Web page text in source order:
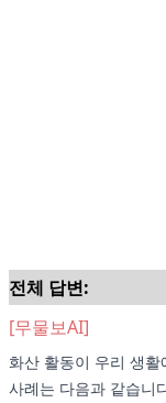
전체 답변:
[무물보AI]
화산 활동이 우리 생
사례는 다음과 같습니